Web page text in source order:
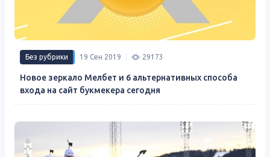
Без рубрики 19 Сен 2019 29173
Новое зеркало Мелбет и 6 альтернативных способа
входа на сайт букмекера сегодня